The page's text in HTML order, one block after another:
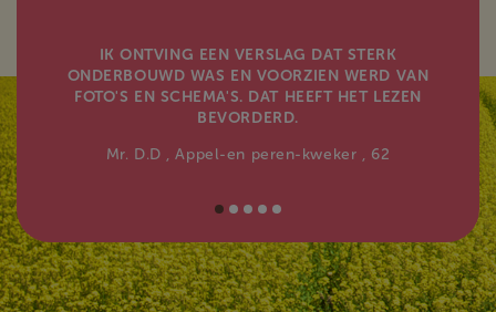
IK ONTVING EEN VERSLAG DAT STERK
ONDERBOUWD WAS EN VOORZIEN WERD VAN
FOTO'S EN SCHEMA'S. DAT HEEFT HET LEZEN
BEVORDERD.
Mr. D.D
, Appel-en peren-kweker , 62